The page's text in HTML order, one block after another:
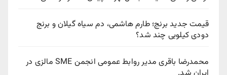
قیمت جدید برنج؛ طارم هاشمی، دم سیاه گیلان و برنج
دودی کیلویی چند شد؟
محمدرضا باقری مدیر روابط عمومی انجمن SME مالزی در